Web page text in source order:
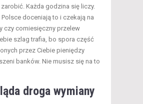
Każda godzina się liczy.
doceniają to i czekają na
czy comiesięczny przelew
szlag trafia, bo spora część
przez Ciebie pieniędzy
banków. Nie musisz się na to
droga wymiany